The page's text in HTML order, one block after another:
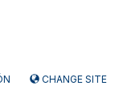
CHANGE SITE